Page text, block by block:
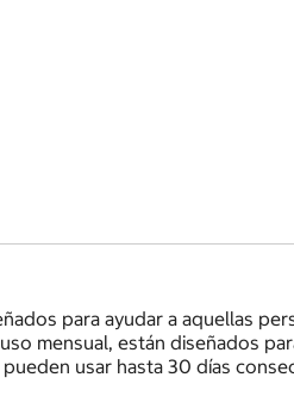
para ayudar a aquellas
mensual, están diseñados
usar hasta 30 días